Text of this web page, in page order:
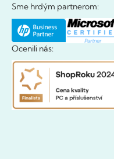
Sme hrdým partnerom:
Ocenili nás: